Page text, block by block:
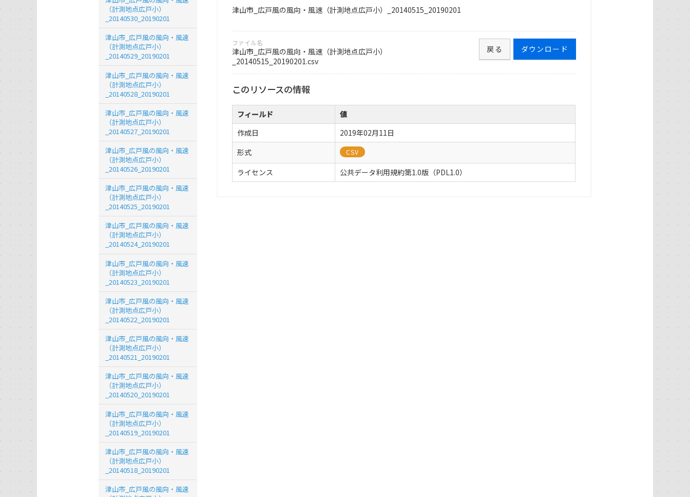
津山市_広戸風の風向・風速（計測地点広戸小）_20140515_20190201
ファイル名
津山市_広戸風の風向・風速（計測地点広戸小）
_20140515_20190201.csv
ダウンロード
戻る
このリソースの情報
フィールド
値
作成日
2019年02月11日
形式
CSV
ライセンス 公共データ利用規約第1.0版（PDL1.0）
（計測地点広戸小）
_20140530_20190201
津山市_広戸風の風向・風速
（計測地点広戸小）
_20140529_20190201
津山市_広戸風の風向・風速
（計測地点広戸小）
_20140528_20190201
津山市_広戸風の風向・風速
（計測地点広戸小）
_20140527_20190201
津山市_広戸風の風向・風速
（計測地点広戸小）
_20140526_20190201
津山市_広戸風の風向・風速
（計測地点広戸小）
_20140525_20190201
津山市_広戸風の風向・風速
（計測地点広戸小）
_20140524_20190201
津山市_広戸風の風向・風速
（計測地点広戸小）
_20140523_20190201
津山市_広戸風の風向・風速
（計測地点広戸小）
_20140522_20190201
津山市_広戸風の風向・風速
（計測地点広戸小）
_20140521_20190201
津山市_広戸風の風向・風速
（計測地点広戸小）
_20140520_20190201
津山市_広戸風の風向・風速
（計測地点広戸小）
_20140519_20190201
津山市_広戸風の風向・風速
（計測地点広戸小）
_20140518_20190201
津山市_広戸風の風向・風速